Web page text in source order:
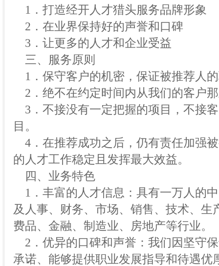
1．打造经开人才猎头服务品牌形象
2．在业界保持好的声誉和口碑
3．让更多的人才和企业受益
三、服务原则
1．保守客户的机密，保证被推荐人
2．绝不在约定时间内从我们的客户
3．不接没有一定把握的项目，不接
目。
4．在推荐成功之后，仍有责任加强
的人才工作稳定且发挥最大效益。
四、业务特色
1．丰富的人才信息：具有一万人的
及人事、财务、市场、销售、技术、
费品、金融、制造业、房地产等行业。
2．优异的口碑和声誉：我们因坚守
承诺、能够提供职业发展指导和待遇